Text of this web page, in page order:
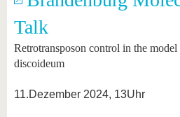
Talk
Retrotransposon control in the
discoideum
11.Dezember 2024, 13Uhr